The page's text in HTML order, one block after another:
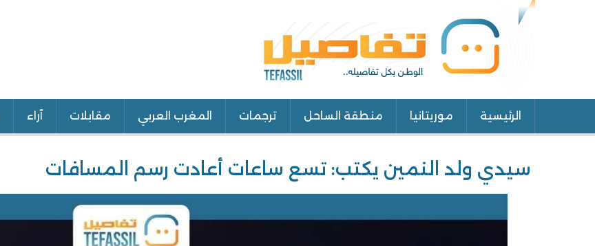
Mainالرئيسية موريتانيا منطقة الساحل ترجمات المغرب العربي مقابلات آراء
سيدي ولد النمين يكتب: تسع ساعات أعادت رسم المسافات